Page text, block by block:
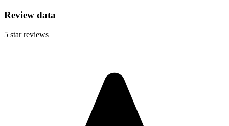
Review data
5 star reviews